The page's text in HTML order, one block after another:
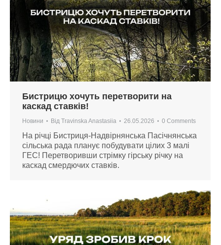
Бистрицю хочуть перетворити на
каскад ставків!
Новини Від Travinska Anastasiia 26.05.2026 0 Comments
На річці Бистриця-Надвірнянська Пасічнянська
сільська рада планує побудувати цілих 3 малі
ГЕС! Перетворивши стрімку гірську річку на
каскад смердючих ставків.